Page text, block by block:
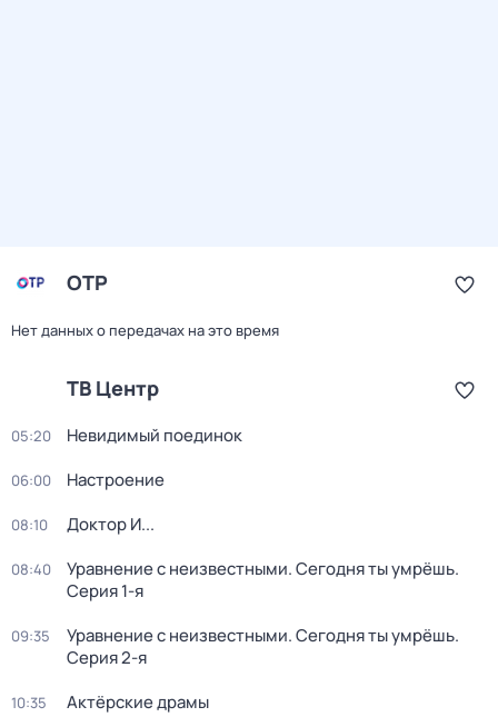
ОТР
Нет данных о передачах на это время
ТВ Центр
05:20 Невидимый поединок
06:00 Настроение
08:10 Доктор И...
08:40 Уравнение с неизвестными. Сегодня ты умрёшь.
Серия 1-я
09:35 Уравнение с неизвестными. Сегодня ты умрёшь.
Серия 2-я
10:35 Актёрские драмы